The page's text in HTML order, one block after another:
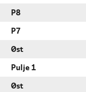
P8
P7
Øst
Pulje 1
Øst